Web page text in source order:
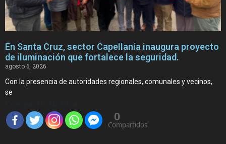
En Santa Cruz, sector Capellanía inaugura proyecto
de iluminación que fortalece la seguridad.
agosto 6, 2026
Con la presencia de autoridades regionales, comunales y vecinos,
se
0
Compartidos